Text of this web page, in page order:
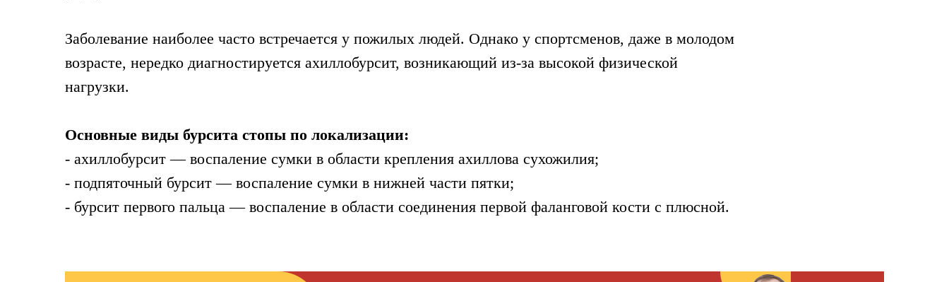
Заболевание наиболее часто встречается у пожилых людей. Однако у спортсменов, даже в молодом
возрасте, нередко диагностируется ахиллобурсит, возникающий из-за высокой физической
нагрузки.
Основные виды бурсита стопы по локализации:
- ахиллобурсит — воспаление сумки в области крепления ахиллова сухожилия;
- подпяточный бурсит — воспаление сумки в нижней части пятки;
- бурсит первого пальца — воспаление в области соединения первой фаланговой кости с плюсной.